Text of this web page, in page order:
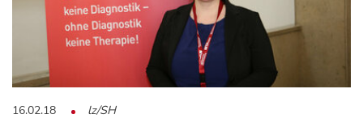
16.02.18 lz/SH